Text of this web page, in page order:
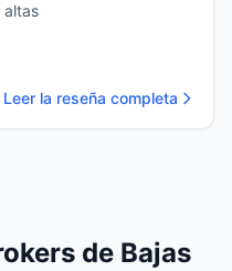
altas
Leer la reseña completa
de Bajas